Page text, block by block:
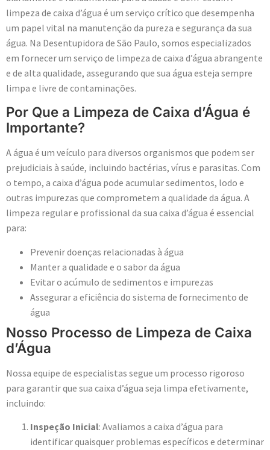
limpeza de caixa d’água é um serviço crítico que desempenha
um papel vital na manutenção da pureza e segurança da sua
água. Na Desentupidora de São Paulo, somos especializados
em fornecer um serviço de limpeza de caixa d’água abrangente
e de alta qualidade, assegurando que sua água esteja sempre
limpa e livre de contaminações.
Por Que a Limpeza de Caixa d’Água é
Importante?
A água é um veículo para diversos organismos que podem ser
prejudiciais à saúde, incluindo bactérias, vírus e parasitas. Com
o tempo, a caixa d’água pode acumular sedimentos, lodo e
outras impurezas que comprometem a qualidade da água. A
limpeza regular e profissional da sua caixa d’água é essencial
para:
Prevenir doenças relacionadas à água
Manter a qualidade e o sabor da água
Evitar o acúmulo de sedimentos e impurezas
Assegurar a eficiência do sistema de fornecimento de
água
Nosso Processo de Limpeza de Caixa
d’Água
Nossa equipe de especialistas segue um processo rigoroso
para garantir que sua caixa d’água seja limpa efetivamente,
incluindo:
Inspeção Inicial: Avaliamos a caixa d’água para
identificar quaisquer problemas específicos e determinar